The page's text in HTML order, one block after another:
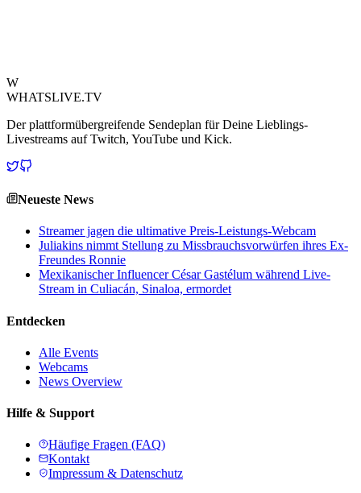
W
WHATSLIVE.TV
Der plattformübergreifende Sendeplan für Deine Lieblings-
Livestreams auf Twitch, YouTube und Kick.
Neueste News
Streamer jagen die ultimative Preis-Leistungs-Webcam
Juliakins nimmt Stellung zu Missbrauchsvorwürfen ihres Ex-
Freundes Ronnie
Mexikanischer Influencer César Gastélum während Live-
Stream in Culiacán, Sinaloa, ermordet
Entdecken
Alle Events
Webcams
News Overview
Hilfe & Support
Häufige Fragen (FAQ)
Kontakt
Impressum & Datenschutz